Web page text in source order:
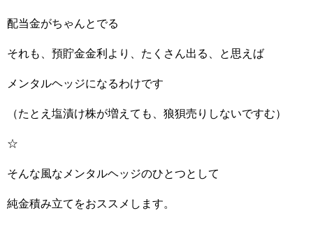
配当金がちゃんとでる
それも、預貯金金利より、たくさん出る、と思えば
メンタルヘッジになるわけです
（たとえ塩漬け株が増えても、狼狽売りしないですむ）
☆
そんな風なメンタルヘッジのひとつとして
純金積み立てをおススメします。